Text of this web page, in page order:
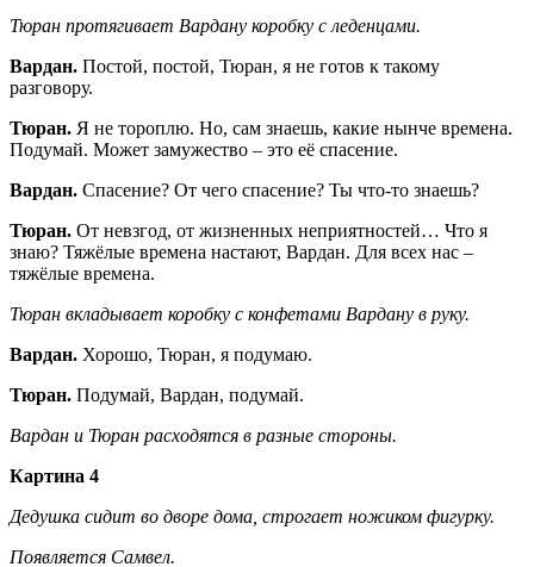
Тюран протягивает Вардану коробку с леденцами.
Вардан. Постой, постой, Тюран, я не готов к такому
разговору.
Тюран. Я не тороплю. Но, сам знаешь, какие нынче времена.
Подумай. Может замужество – это её спасение.
Вардан. Спасение? От чего спасение? Ты что-то знаешь?
Тюран. От невзгод, от жизненных неприятностей… Что я
знаю? Тяжёлые времена настают, Вардан. Для всех нас –
тяжёлые времена.
Тюран вкладывает коробку с конфетами Вардану в руку.
Вардан. Хорошо, Тюран, я подумаю.
Тюран. Подумай, Вардан, подумай.
Вардан и Тюран расходятся в разные стороны.
Картина 4
Дедушка сидит во дворе дома, строгает ножиком фигурку.
Появляется Самвел.